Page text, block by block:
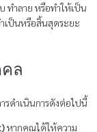
ทำลาย หรือทำให้เป็น
เป็นหรือสิ้นสุดระยะ
ล
ดำเนินการดังต่อไปนี้
หากคุณได้ให้ความ